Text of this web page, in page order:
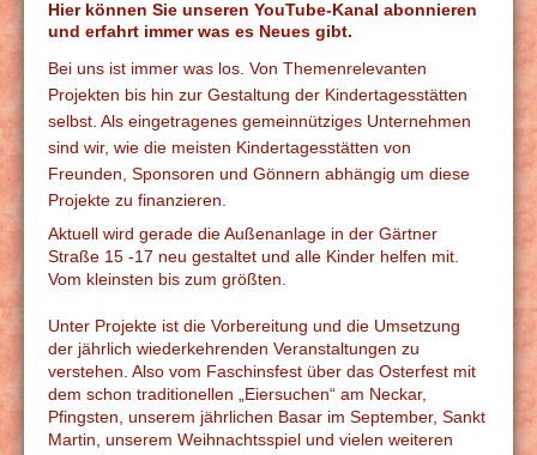
Hier können Sie unseren YouTube-Kanal abonnieren
und erfahrt immer was es Neues gibt.
Bei uns ist immer was los. Von Themenrelevanten
Projekten bis hin zur Gestaltung der Kindertagesstätten
selbst. Als eingetragenes gemeinnütziges Unternehmen
sind wir, wie die meisten Kindertagesstätten von
Freunden, Sponsoren und Gönnern abhängig um diese
Projekte zu finanzieren.
Aktuell wird gerade die Außenanlage in der Gärtner
Straße 15 -17 neu gestaltet und alle Kinder helfen mit.
Vom kleinsten bis zum größten.
Unter Projekte ist die Vorbereitung und die Umsetzung
der jährlich wiederkehrenden Veranstaltungen zu
verstehen. Also vom Faschinsfest über das Osterfest mit
dem schon traditionellen „Eiersuchen“ am Neckar,
Pfingsten, unserem jährlichen Basar im September, Sankt
Martin, unserem Weihnachtsspiel und vielen weiteren